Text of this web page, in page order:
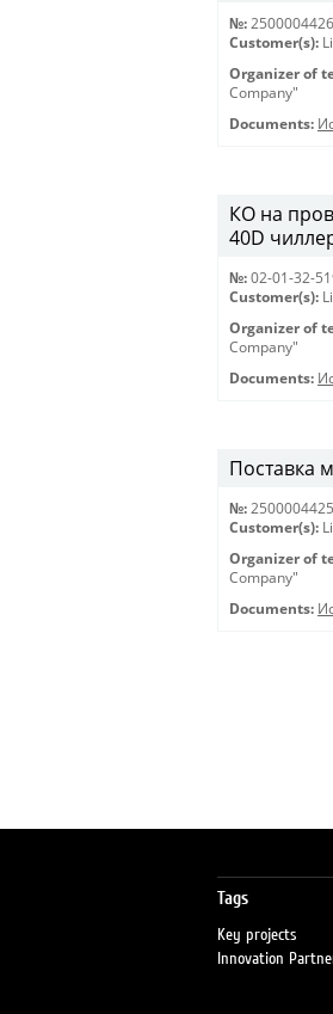
№: 2500004426
Customer(s):
Organizer of
Company"
Documents:
КО на
40D
№: 02-01-32-
Customer(s):
Organizer of
Company"
Documents:
Поставка
№: 2500004425
Customer(s):
Organizer of
Company"
Documents:
Tags
Key projects
Innovation